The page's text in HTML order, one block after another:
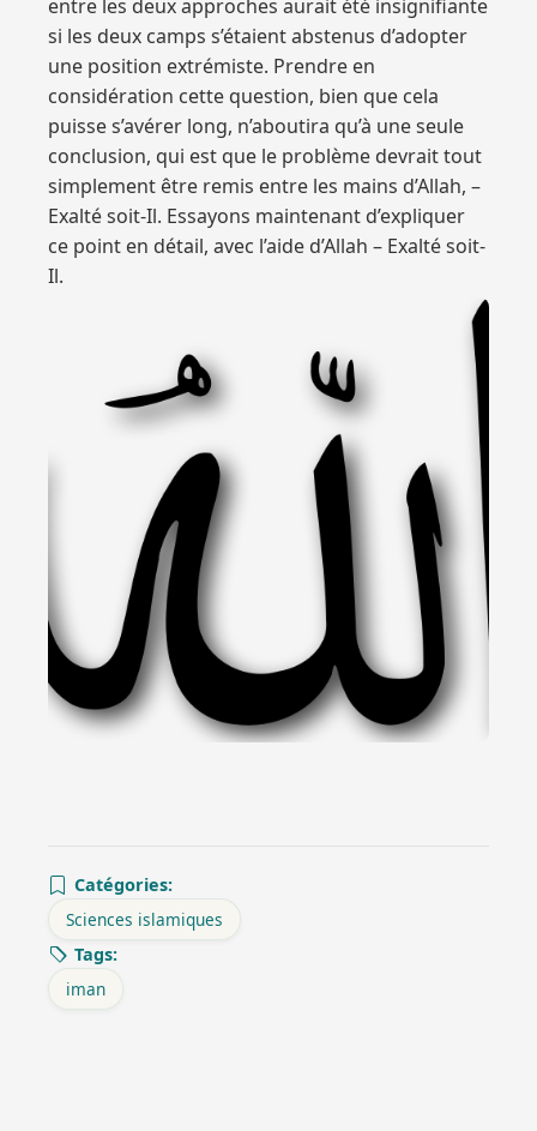
entre les deux approches aurait été insignifiante
si les deux camps s’étaient abstenus d’adopter
une position extrémiste. Prendre en
considération cette question, bien que cela
puisse s’avérer long, n’aboutira qu’à une seule
conclusion, qui est que le problème devrait tout
simplement être remis entre les mains d’Allah, –
Exalté soit-Il. Essayons maintenant d’expliquer
ce point en détail, avec l’aide d’Allah – Exalté soit-
Il.
Catégories:
Sciences islamiques
Tags:
iman